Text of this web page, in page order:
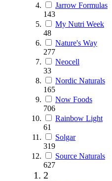
Jarrow Formulas
143
My Nutri Week
48
Nature's Way
277
Neocell
33
Nordic Naturals
165
Now Foods
706
Rainbow Light
61
Solgar
319
Source Naturals
627
2